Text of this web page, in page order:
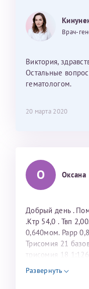
Врач-
Виктория,
Остальные
гематологом.
20 марта 2020
О Оксана
Добрый день .
.Ктр 54,0 . Твп
0,640мом. Рарр
Трисомия 21
трисомия 18
базовый 1:3993
1:146? По этому
Развернуть
Получение справки
Прислать на эл.
Электронная почта*
скан 2-3 страниц